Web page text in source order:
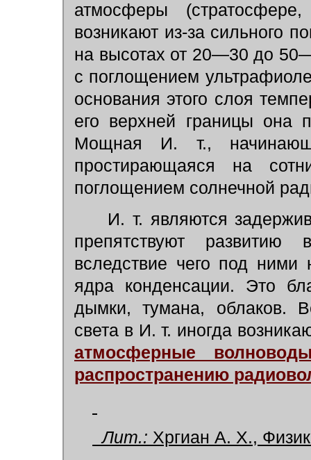
атмосферы
возникают из-за сильного
на высотах от 20—30 до
с поглощением
основания этого слоя
его верхней границы
Мощная И. т.,
простирающаяся на
поглощением солнечной
И. т. являются
препятствуют развитию
вследствие чего под
ядра конденсации. Это
дымки, тумана, облаков.
света в И. т. иногда
атмосферные
распространению
Лит.: Хргиан А. Х.,